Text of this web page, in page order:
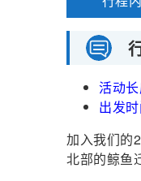
活动
出发
加入我们的
北部的鲸鱼